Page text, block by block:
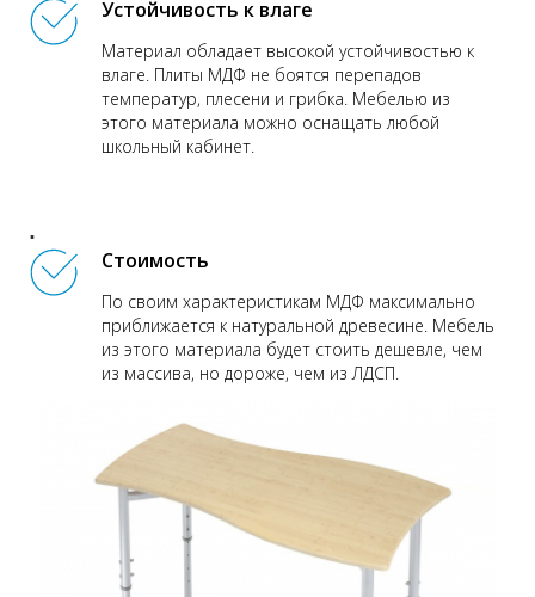
Устойчивость к влаге
Материал обладает высокой устойчивостью к
влаге. Плиты МДФ не боятся перепадов
температур, плесени и грибка. Мебелью из
этого материала можно оснащать любой
школьный кабинет.
Стоимость
По своим характеристикам МДФ максимально
приближается к натуральной древесине. Мебель
из этого материала будет стоить дешевле, чем
из массива, но дороже, чем из ЛДСП.